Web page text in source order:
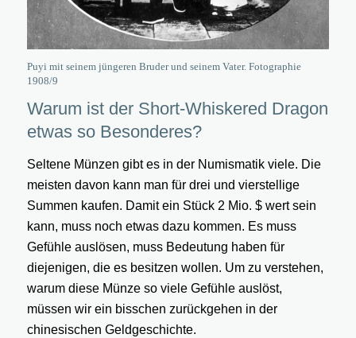
Puyi mit seinem jüngeren Bruder und seinem Vater. Fotographie
1908/9
Warum ist der Short-Whiskered Dragon
etwas so Besonderes?
Seltene Münzen gibt es in der Numismatik viele. Die
meisten davon kann man für drei und vierstellige
Summen kaufen. Damit ein Stück 2 Mio. $ wert sein
kann, muss noch etwas dazu kommen. Es muss
Gefühle auslösen, muss Bedeutung haben für
diejenigen, die es besitzen wollen. Um zu verstehen,
warum diese Münze so viele Gefühle auslöst,
müssen wir ein bisschen zurückgehen in der
chinesischen Geldgeschichte.